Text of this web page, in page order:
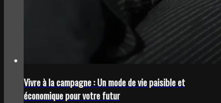
Vivre à la campagne : Un mode de vie paisible et
économique pour votre futur